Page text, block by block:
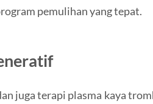
pemulihan yang tepat.
juga terapi plasma kaya